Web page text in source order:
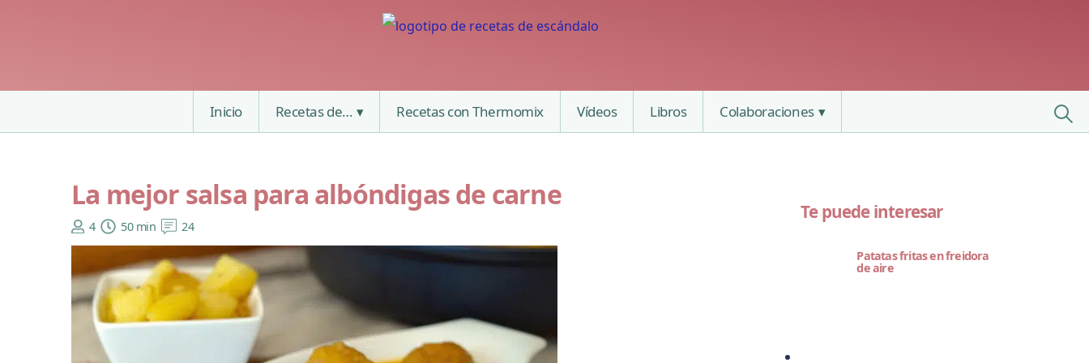
Inicio Recetas de… Recetas con Thermomix Vídeos Libros Colaboraciones
La mejor salsa para albóndigas de carne
4 50 min 24
Te puede interesar
Patatas fritas en freidora
de aire